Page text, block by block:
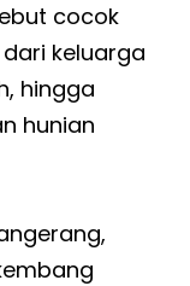
cocok
keluarga
hingga
hunian